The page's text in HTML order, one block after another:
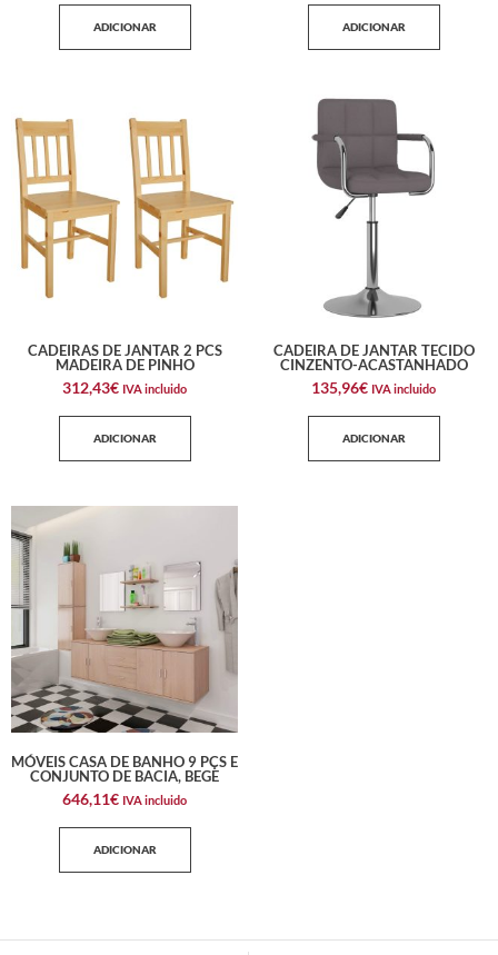
ADICIONAR ADICIONAR
CADEIRAS DE JANTAR 2 PCS
MADEIRA DE PINHO
312,43€ IVA incluido
ADICIONAR
CADEIRA DE JANTAR TECIDO
CINZENTO-ACASTANHADO
135,96€ IVA incluido
ADICIONAR
MÓVEIS CASA DE BANHO 9 PÇS E
CONJUNTO DE BACIA, BEGE
646,11€ IVA incluido
ADICIONAR